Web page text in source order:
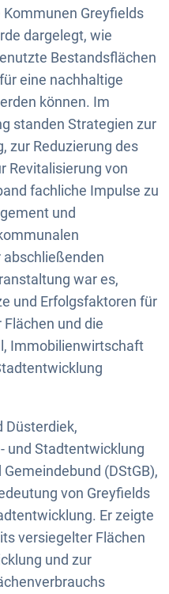
Greyfields
dargelegt, wie
Bestandsflächen
eine nachhaltige
können. Im
standen Strategien zur
zur Reduzierung des
Revitalisierung von
fachliche Impulse zu
und
abschließenden
war es,
und Erfolgsfaktoren für
und die
Immobilienwirtschaft
Düsterdiek,
und Stadtentwicklung
(DStGB),
von Greyfields
Er zeigte
versiegelter Flächen
und zur